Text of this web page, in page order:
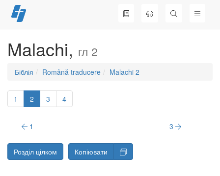
Перейти
до
Malachi, гл 2
Біблія Română traducere Malachi 2
1 2 3 4
1 3
Розділ цілком Копіювати